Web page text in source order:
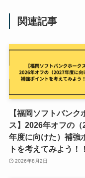
関連記事
【福岡ソフトバンク
ス】2026年オフの（
年度に向けた）補強
トを考えてみよう！
2026年8月2日